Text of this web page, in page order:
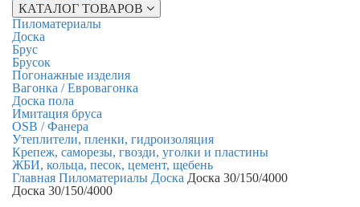
КАТАЛОГ ТОВАРОВ
Пиломатериалы
Доска
Брус
Брусок
Погонажные изделия
Вагонка / Евровагонка
Доска пола
Имитация бруса
OSB / Фанера
Утеплители, пленки, гидроизоляция
Крепеж, саморезы, гвозди, уголки и пластины
ЖБИ, кольца, песок, цемент, щебень
Главная Пиломатериалы Доска Доска 30/150/4000
Доска 30/150/4000